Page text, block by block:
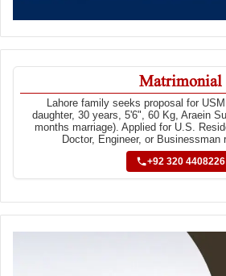
Matrimonial
Lahore family seeks proposal for
daughter, 30 years, 5'6", 60 Kg, Araein
months marriage). Applied for U.S.
Doctor, Engineer, or Businessman
+92 320 4408226